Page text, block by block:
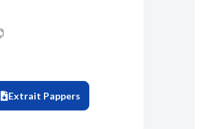
Extrait Pappers